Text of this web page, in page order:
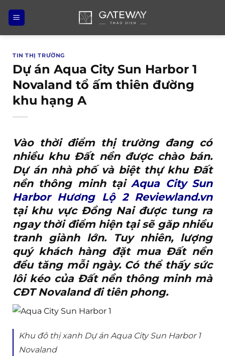
qua
nội
TIN THỊ TRƯỜNG
Dự án Aqua City Sun Harbor 1
Novaland tổ ấm thiên đường
khu hạng A
Vào thời điểm thị trường đang có
nhiều khu Đất nền được chào bán.
Dự án nhà phố và biệt thự khu Đất
nền thông minh tạiAqua City Sun
Harbor Hương Lộ 2 Reviewland.vn
tại khu vực Đồng Nai được tung ra
ngay thời điểm hiện tại sẽ găp nhiều
tranh giành lớn. Tuy nhiên, lượng
quý khách hàng đặt mua Đất nền
đều tăng mỗi ngày. Có thể thấy sức
lôi kéo của Đất nền thông minh mà
CĐT Novaland đi tiên phong.
Khu đô thị xanh Dự án Aqua City Sun Harbor 1
Novaland